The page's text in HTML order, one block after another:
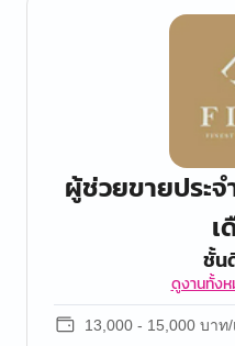
ผู้ช่วยขายประ
เ
ชั้น
ดูงานทั้ง
13,000 - 15,000 บาท/